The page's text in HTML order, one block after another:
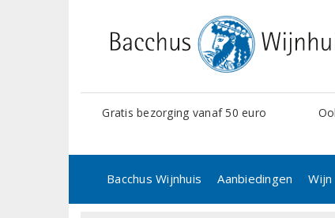
Gratis bezorging vanaf 50 euro
Bacchus Wijnhuis Aanbiedingen Wijn